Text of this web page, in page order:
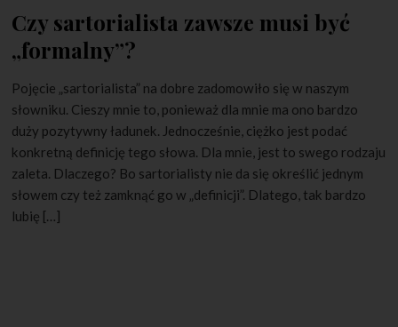
Czy sartorialista zawsze musi być
„formalny”?
Pojęcie „sartorialista” na dobre zadomowiło się w naszym
słowniku. Cieszy mnie to, ponieważ dla mnie ma ono bardzo
duży pozytywny ładunek. Jednocześnie, ciężko jest podać
konkretną definicję tego słowa. Dla mnie, jest to swego rodzaju
zaleta. Dlaczego? Bo sartorialisty nie da się określić jednym
słowem czy też zamknąć go w „definicji”. Dlatego, tak bardzo
lubię […]